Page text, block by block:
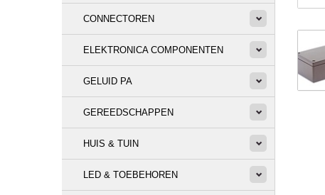
CONNECTOREN
ELEKTRONICA COMPONENTEN
GELUID PA
GEREEDSCHAPPEN
HUIS & TUIN
LED & TOEBEHOREN